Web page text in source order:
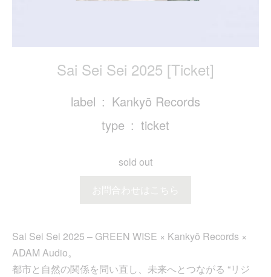
Sai Sei Sei 2025 [Ticket]
label
Kankyō Records
type
ticket
sold out
お問合わせはこちら
Sai Sei Sei 2025 – GREEN WISE × Kankyō Records ×
ADAM Audio。
都市と自然の関係を問い直し、未来へとつながる “リジ